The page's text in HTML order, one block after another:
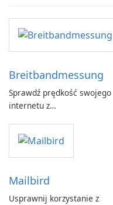
Breitbandmessung
Sprawdź prędkość swojego
internetu z
GmbH!
Mailbird
Usprawnij korzystanie z